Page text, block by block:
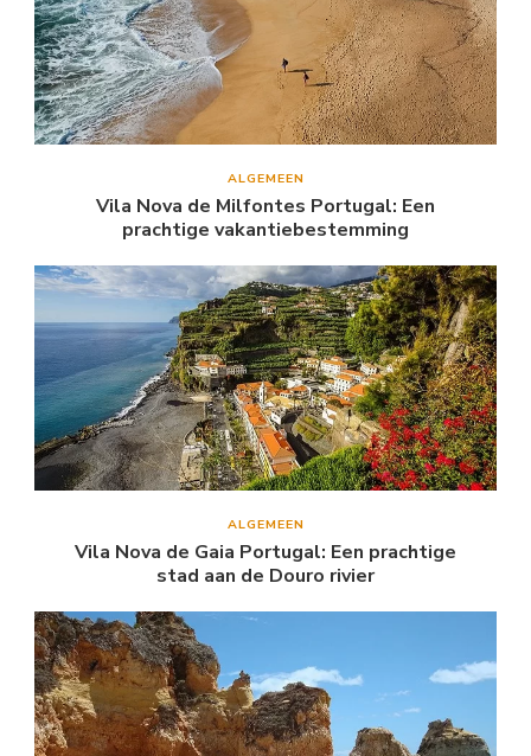
ALGEMEEN
Vila Nova de Milfontes Portugal: Een
prachtige vakantiebestemming
ALGEMEEN
Vila Nova de Gaia Portugal: Een prachtige
stad aan de Douro rivier